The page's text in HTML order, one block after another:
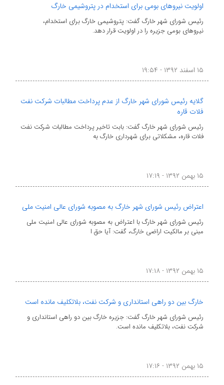
اولویت نیروهای بومی برای استخدام در پتروشیمی خارگ
رئیس شورای شهر خارگ گفت: پتروشیمی خارگ برای استخدام،
نیروهای بومی جزیره را در اولویت قرار دهد.
۱۵ اسفند ۱۳۹۲ - ۱۹:۵۴
گلایه رئیس شورای شهر خارگ از عدم پرداخت مطالبات شرکت نفت
فلات قاره
رئیس شورای شهر خارگ گفت: بابت تاخیر پرداخت مطالبات شرکت نفت
فلات قاره، مشکلاتی برای شهرداری خارگ به
۱۵ بهمن ۱۳۹۲ - ۱۷:۱۹
اعتراض رئیس شورای شهر خارگ به مصوبه شورای عالی امنیت ملی
رئیس شورای شهر خارگ با اعتراض به مصوبه شورای عالی امنیت ملی
مبنی بر مالکیت اراضی خارگ، گفت: آیا حق ا
۱۵ بهمن ۱۳۹۲ - ۱۷:۱۸
خارگ بین دو راهی استانداری و شرکت نفت، بلاتکلیف مانده است
رئیس شورای شهر خارگ گفت: جزیره خارگ بین دو راهی استانداری و
شرکت نفت، بلاتکلیف مانده است.
۱۵ بهمن ۱۳۹۲ - ۱۷:۱۶